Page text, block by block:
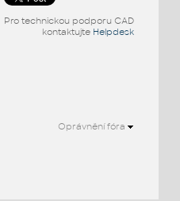
Pro technickou podporu CAD
kontaktujte Helpdesk
Oprávnění fóra